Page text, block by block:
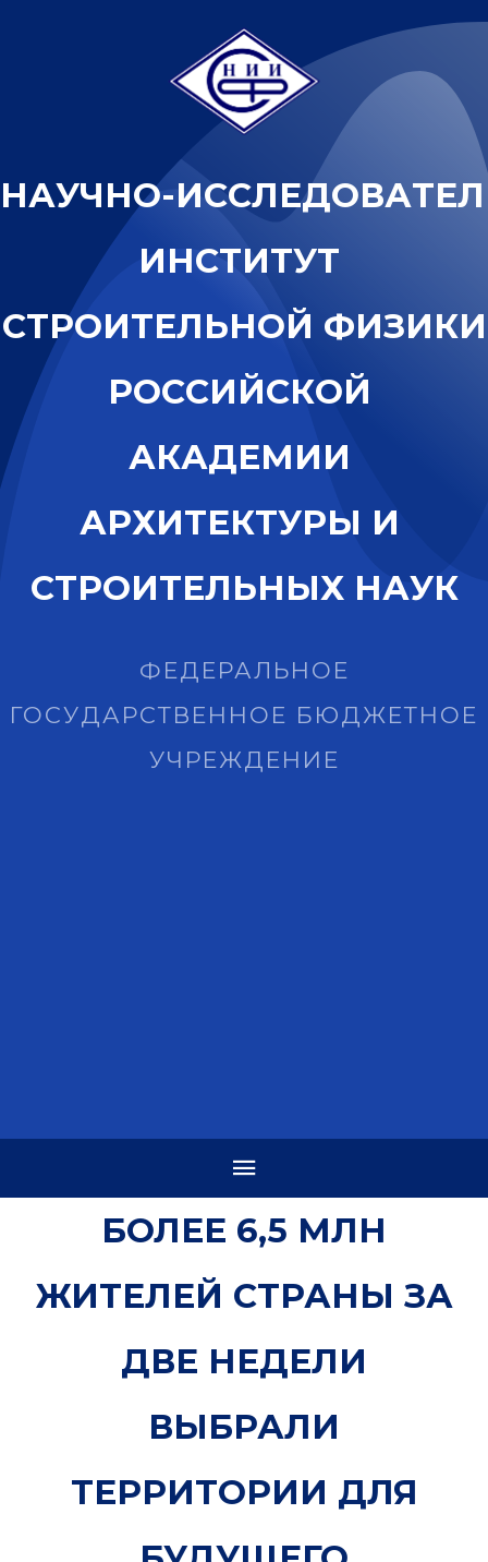
НАУЧНО-ИССЛЕДОВАТЕЛ
ИНСТИТУТ
СТРОИТЕЛЬНОЙ ФИЗИКИ
РОССИЙСКОЙ
АКАДЕМИИ
АРХИТЕКТУРЫ И
СТРОИТЕЛЬНЫХ НАУК
ФЕДЕРАЛЬНОЕ
ГОСУДАРСТВЕННОЕ БЮДЖЕТНОЕ
УЧРЕЖДЕНИЕ
БОЛЕЕ 6,5 МЛН
ЖИТЕЛЕЙ СТРАНЫ ЗА
ДВЕ НЕДЕЛИ
ВЫБРАЛИ
ТЕРРИТОРИИ ДЛЯ